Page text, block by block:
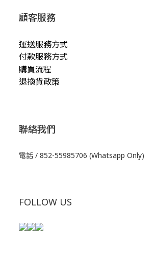
顧客服務
運送服務方式
付款服務方式
購買流程
退換貨政策
聯絡我們
電話 / 852-55985706 (Whatsapp Only)
FOLLOW US